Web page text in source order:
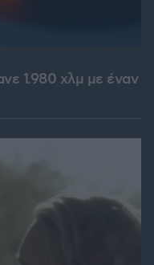
1.980 χλμ με έναν